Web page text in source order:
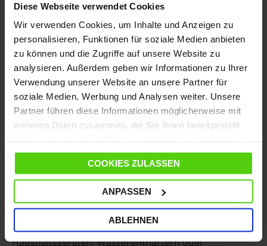
Diese Webseite verwendet Cookies
Wir verwenden Cookies, um Inhalte und Anzeigen zu
personalisieren, Funktionen für soziale Medien anbieten
zu können und die Zugriffe auf unsere Website zu
analysieren. Außerdem geben wir Informationen zu Ihrer
Verwendung unserer Website an unsere Partner für
soziale Medien, Werbung und Analysen weiter. Unsere
Partner führen diese Informationen möglicherweise mit
weiteren Daten zusammen, die Sie ihnen bereitgestellt
gesammelt haben.
COOKIES ZULASSEN
ANPASSEN
ABLEHNEN
ab.
In Bezug auf die übrigen Produktteile wird auf
die EU-Richtlinie 99/44/EG verwiesen; siehe
Betriebsanleitung,Kapitel "Garantie".
Achtung!Polti La Vaporella ist für den Gebrauch mit
normalem Leitungswasser ausgelegt. Kein
destilliertes Wasser, unverdünntes demineralisiertes
Wasser, Regenwasser oder Wasser mit Zusatzstoffen
(wie z.B. Stärke, Duftstoffe), parfümiertes Wasser oder
Wasser verwenden, das von anderen
Haushaltsgeräten, Wasserenthärtern oder